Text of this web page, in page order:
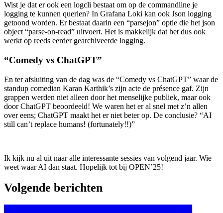
Wist je dat er ook een logcli bestaat om op de commandline je
logging te kunnen querien? In Grafana Loki kan ook Json logging
getoond worden. Er bestaat daarin een “parsejon” optie die het json
object “parse-on-read” uitvoert. Het is makkelijk dat het dus ook
werkt op reeds eerder gearchiveerde logging.
“Comedy vs ChatGPT”
En ter afsluiting van de dag was de “Comedy vs ChatGPT” waar de
standup comedian Karan Karthik’s zijn acte de présence gaf. Zijn
grappen werden niet alleen door het menselijke publiek, maar ook
door ChatGPT beoordeeld! We waren het er al snel met z’n allen
over eens; ChatGPT maakt het er niet beter op. De conclusie? “AI
still can’t replace humans! (fortunately!!)”
Ik kijk nu al uit naar alle interessante sessies van volgend jaar. Wie
weet waar AI dan staat. Hopelijk tot bij OPEN’25!
Volgende berichten